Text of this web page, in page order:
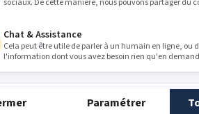
373,20 € 622,00 €
Couchage quotidien, gabarits moyens